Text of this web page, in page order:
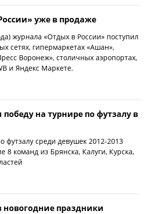
уже в продаже
журнала «Отдых в России» поступил
сетях, гипермаркетах «Ашан»,
Воронеж», столичных аэропортах,
и Яндекс Маркете.
на турнире по футзалу в
среди девушек 2012-2013
8 команд из Брянска, Калуги, Курска,
новогодние праздники